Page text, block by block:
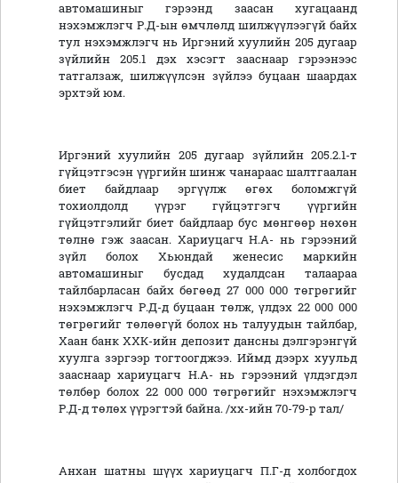
автомашиныг гэрээнд заасан хугацаанд
нэхэмжлэгч Р.Д-ын өмчлөлд шилжүүлээгүй байх
тул нэхэмжлэгч нь Иргэний хуулийн 205 дугаар
зүйлийн 205.1 дэх хэсэгт зааснаар гэрээнээс
татгалзаж, шилжүүлсэн зүйлээ буцаан шаардах
эрхтэй юм.
Иргэний хуулийн 205 дугаар зүйлийн 205.2.1-т
гүйцэтгэсэн үүргийн шинж чанараас шалтгаалан
биет байдлаар эргүүлж өгөх боломжгүй
тохиолдолд үүрэг гүйцэтгэгч үүргийн
гүйцэтгэлийг биет байдлаар бус мөнгөөр нөхөн
төлнө гэж заасан. Хариуцагч Н.А- нь гэрээний
зүйл болох Хьюндай женесис маркийн
автомашиныг бусдад худалдсан талаараа
тайлбарласан байх бөгөөд 27 000 000 төгрөгийг
нэхэмжлэгч Р.Д-д буцаан төлж, үлдэх 22 000 000
төгрөгийг төлөөгүй болох нь талуудын тайлбар,
Хаан банк ХХК-ийн депозит дансны дэлгэрэнгүй
хуулга зэргээр тогтоогджээ. Иймд дээрх хуульд
зааснаар хариуцагч Н.А- нь гэрээний үлдэгдэл
төлбөр болох 22 000 000 төгрөгийг нэхэмжлэгч
Р.Д-д төлөх үүрэгтэй байна. /хх-ийн 70-79-р тал/
Анхан шатны шүүх хариуцагч П.Г-д холбогдох